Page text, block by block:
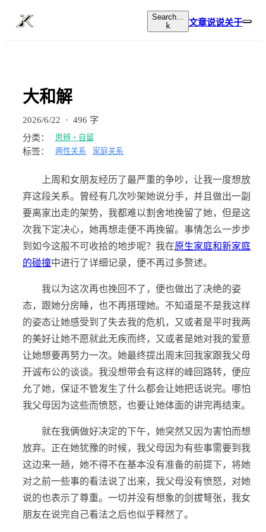
Search…
k
文章说说关于
大和解
2026/6/22 · 496 字
分类：
思辨・自留
标签： 两性关系 家庭关系
上周和女朋友经历了最严重的争吵，让我一度想放
弃这段关系。曾经有几次吵架她说分手，并且做出一副
要离家出走的架势，我都难以割舍地挽留了她，但是这
次我下定决心，她再想走便不再挽留。事情怎么一步步
到如今这般不可收拾的地步呢？我在原生家庭和新家庭
的碰撞中进行了详细记录，便不再过多赘述。
我以为这次再也挽回不了，便也做出了决绝的姿
态，跟她分房睡，也不再搭理她。不知道是不是我这样
的姿态让她感受到了失去我的危机，又或者是平时我两
的美好让她不愿就此无疾而终，又或者是她对我的爱意
让她想要再努力一次。她最终提出周末回我家跟我父母
开诚布公的谈谈。我没想带会有这样的峰回路转，便应
允了她，保证不管发生了什么都会让她把话说完。哪怕
我父母因为这些而愤怒，也要让她体面的讲完再结束。
就在我俩做好决定的下午，她突然又因为害怕而想
放弃。正在她犹豫的时候，我父母因为有些事需要到我
这边来一趟，她不得不在基本没有准备的前提下，将她
对之前一些事的看法说了出来，我父母没有愤怒，对她
说的也表示了尊重。一切并没有想象的剑拔弩张，我女
朋友在说完自己看法之后也似乎释然了。